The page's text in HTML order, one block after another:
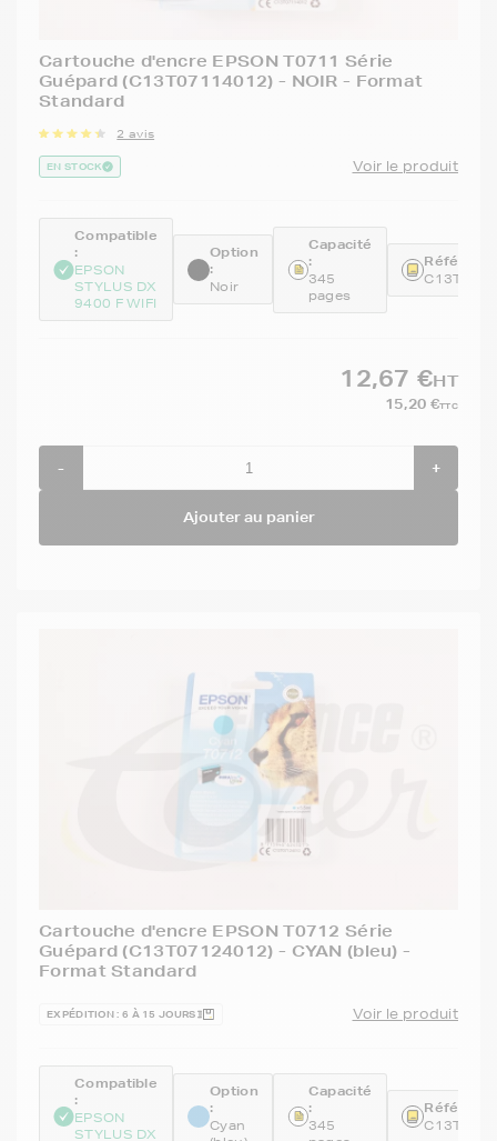
Cartouche d'encre EPSON T0711 Série
Guépard (C13T07114012) - NOIR - Format
Standard
2 avis
EN STOCK Voir le produit
Compatible
:
EPSON
STYLUS DX
9400 F WIFI
Option
:
Noir
Capacité
:
345
pages
12,67 €HT
15,20 €TTC
- +
Ajouter au panier
Cartouche d'encre EPSON T0712 Série
Guépard (C13T07124012) - CYAN (bleu) -
Format Standard
EXPÉDITION : 6 À 15 JOURS Voir le produit
Compatible
:
EPSON
STYLUS DX
Option
:
Cyan
Capacité
:
345